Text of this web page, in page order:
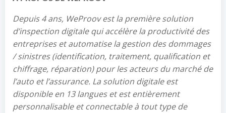
Depuis 4 ans, WeProov est la première solution
d’inspection digitale qui accélère la productivité des
entreprises et automatise la gestion des dommages
/ sinistres (identification, traitement, qualification et
chiffrage, réparation) pour les acteurs du marché de
l’auto et l’assurance. La solution digitale est
disponible en 13 langues et est entièrement
personnalisable et connectable à tout type de